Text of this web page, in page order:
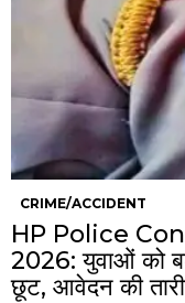
CRIME/ACCIDENT
HP Police
2026: युवाओं को
छूट, आवेदन की